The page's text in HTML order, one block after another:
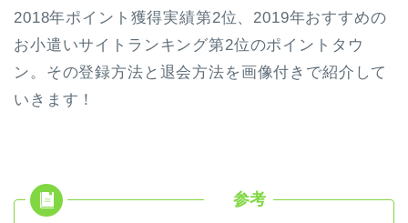
2018年ポイント獲得実績第2位、 2019年おすすめの
お小遣いサイトランキング第2位のポイントタウ
ン。その登録方法と退会方法を画像付きで紹介して
いきます！